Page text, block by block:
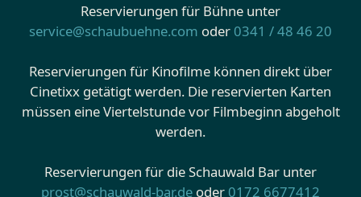
Reservierungen für Bühne unter
service@schaubuehne.com oder 0341 / 48 46 20
Reservierungen für Kinofilme können direkt über
Cinetixx getätigt werden. Die reservierten Karten
müssen eine Viertelstunde vor Filmbeginn abgeholt
werden.
Reservierungen für die Schauwald Bar unter
prost@schauwald-bar.de oder 0172 6677412